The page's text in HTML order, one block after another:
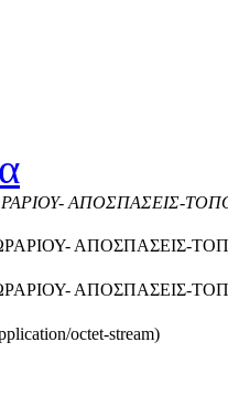
ΑΠΟΣΠΑΣΕΙΣ-
ΑΠΟΣΠΑΣΕΙΣ-
ΑΠΟΣΠΑΣΕΙΣ-
octet-stream)